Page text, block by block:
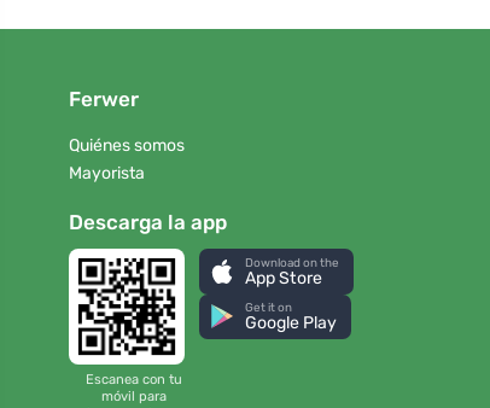
Ferwer
Quiénes somos
Mayorista
Descarga la app
Escanea con tu
móvil para
Download on the
App Store
Get it on
Google Play